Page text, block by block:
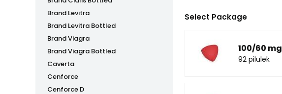
Brand Levitra
Brand Levitra Bottled
Brand Viagra
Brand Viagra Bottled
Caverta
Cenforce
Cenforce D
Select Package
100/60 mg
92 pilulek